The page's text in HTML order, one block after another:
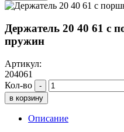
Держатель 20 40 61 с
пружин
Артикул:
204061
Кол-во
-
в корзину
Описание